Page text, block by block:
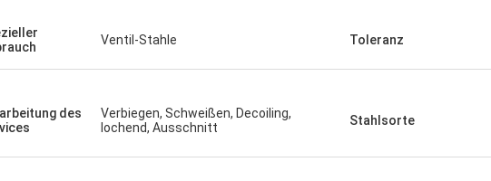
Ventil-Stahle Toleranz
des
Verbiegen, Schweißen, Decoiling,
lochend, Ausschnitt
Stahlsorte